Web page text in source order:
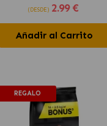
Ferplast
(DESDE) 2.99 €
Añadir al Carrito
REGALO